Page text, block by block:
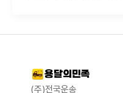
(주)전국운송